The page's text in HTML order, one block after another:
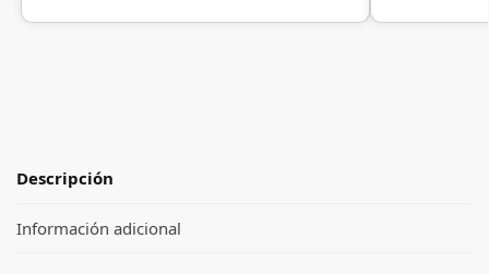
Descripción
Información adicional